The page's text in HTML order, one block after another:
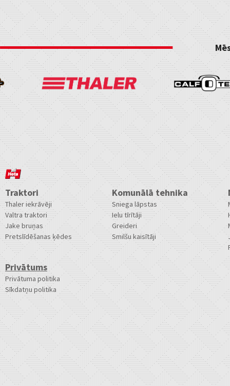
Traktori
Thaler iekrāvēji
Valtra traktori
Jake bruņas
Pretslīdēšanas ķēdes
Komunālā tehnika
Sniega lāpstas
Ielu tīrītāji
Greideri
Smilšu kaisītāji
Privātums
Privātuma politika
Sīkdatņu politika